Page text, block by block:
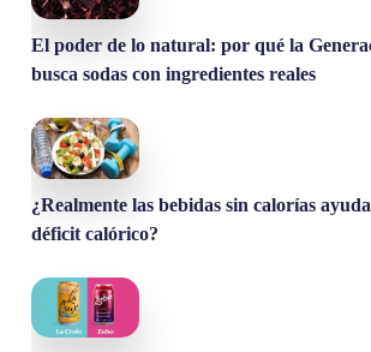
El poder de lo natural: por qué la
busca sodas con ingredientes reales
¿Realmente las bebidas sin calorías
déficit calórico?